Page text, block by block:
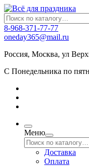
8-968-371-77-77
oneday365@mail.ru
Россия, Москва, ул
С Понедельника по
Меню
Доставка
Оплата